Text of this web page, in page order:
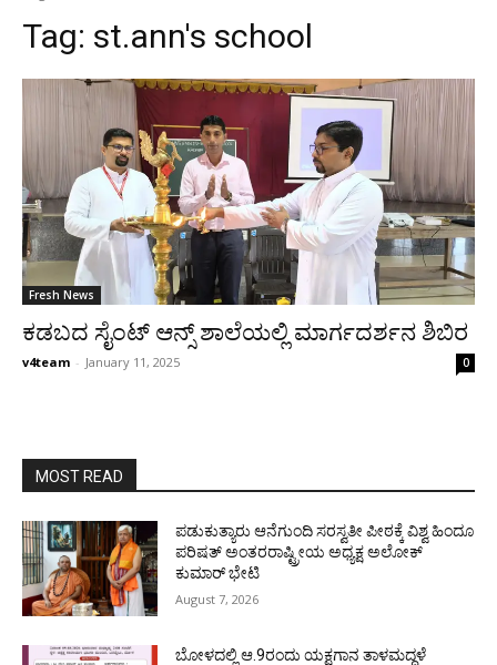
Tag: st.ann's school
Fresh News
ಕಡಬದ ಸೈಂಟ್ ಆನ್ಸ್ ಶಾಲೆಯಲ್ಲಿ ಮಾರ್ಗದರ್ಶನ ಶಿಬಿರ
v4team - January 11, 2025 0
MOST READ
ಪಡುಕುತ್ಯಾರು ಆನೆಗುಂದಿ ಸರಸ್ವತೀ ಪೀಠಕ್ಕೆ ವಿಶ್ವ ಹಿಂದೂ
ಪರಿಷತ್ ಅಂತರರಾಷ್ಟ್ರೀಯ ಅಧ್ಯಕ್ಷ ಅಲೋಕ್
ಕುಮಾರ್ ಭೇಟಿ
August 7, 2026
ಬೋಳದಲ್ಲಿ ಆ.9ರಂದು ಯಕ್ಷಗಾನ ತಾಳಮದ್ದಳೆ